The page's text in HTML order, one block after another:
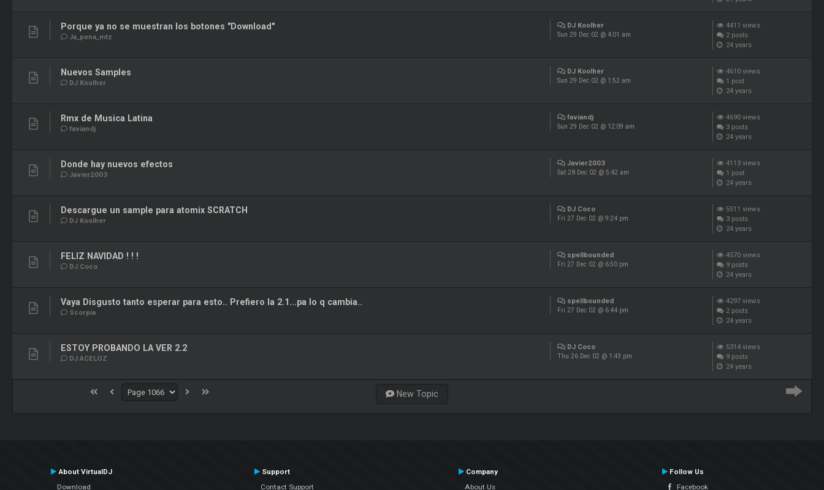
Porque ya no se muestran los botones "Download"
Ja_pena_mtz
DJ Koolher
Sun 29 Dec 02 @ 4:01 am
4411 views
2 posts
24 years
Nuevos Samples
DJ Koolher
DJ Koolher
Sun 29 Dec 02 @ 1:52 am
4610 views
1 post
24 years
Rmx de Musica Latina
faviandj
faviandj
Sun 29 Dec 02 @ 12:09 am
4690 views
3 posts
24 years
Donde hay nuevos efectos
Javier2003
Javier2003
Sat 28 Dec 02 @ 5:42 am
4113 views
1 post
24 years
Descargue un sample para atomix SCRATCH
DJ Koolher
DJ Coco
Fri 27 Dec 02 @ 9:24 pm
5511 views
3 posts
24 years
FELIZ NAVIDAD ! ! !
DJ Coco
spellbounded
Fri 27 Dec 02 @ 6:50 pm
4570 views
9 posts
24 years
Vaya Disgusto tanto esperar para esto.. Prefiero la 2.1...pa lo q cambia..
Scorpia
spellbounded
Fri 27 Dec 02 @ 6:44 pm
4297 views
2 posts
24 years
ESTOY PROBANDO LA VER 2.2
DJ ACELOZ
DJ Coco
Thu 26 Dec 02 @ 1:43 pm
5314 views
9 posts
24 years
New Topic
About VirtualDJ
Download
Support
Contact Support
Company
About Us
Follow Us
Facebook